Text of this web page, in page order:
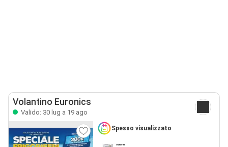
Volantino Euronics
Valido: 30 lug a 19 ago
Spesso visualizzato